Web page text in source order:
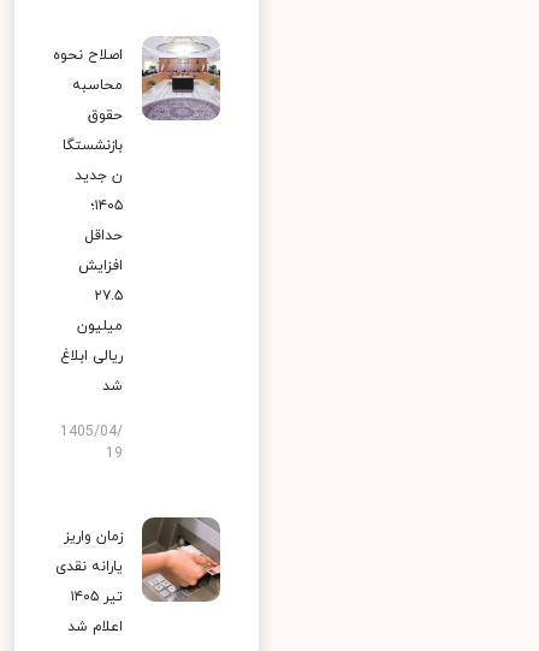
اصلاح نحوه
محاسبه
حقوق
بازنشستگا
ن جدید
۱۴۰۵؛
حداقل
افزایش
۲۷.۵
میلیون
ریالی ابلاغ
شد
1405/04/
19
زمان واریز
یارانه نقدی
تیر ۱۴۰۵
اعلام شد